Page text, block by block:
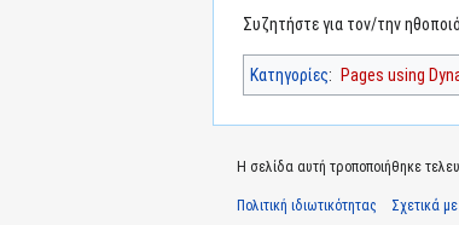
Συζητήστε για τον/την
Κατηγορίες: Pages using
Η σελίδα αυτή τροποποιήθηκε
Πολιτική ιδιωτικότητας Σχετικά